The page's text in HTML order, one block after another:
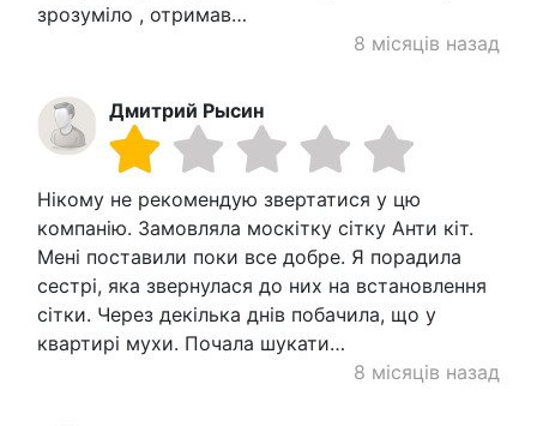
зрозуміло , отримав…
8 місяців назад
Дмитрий Рысин
Нікому не рекомендую звертатися у цю
компанію. Замовляла москітку сітку Анти кіт.
Мені поставили поки все добре. Я порадила
сестрі, яка звернулася до них на встановлення
сітки. Через декілька днів побачила, що у
квартирі мухи. Почала шукати…
8 місяців назад